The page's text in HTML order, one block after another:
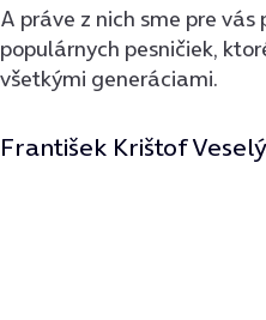
A práve z nich sme pre
populárnych pesničiek,
všetkými generáciami.
František Krištof